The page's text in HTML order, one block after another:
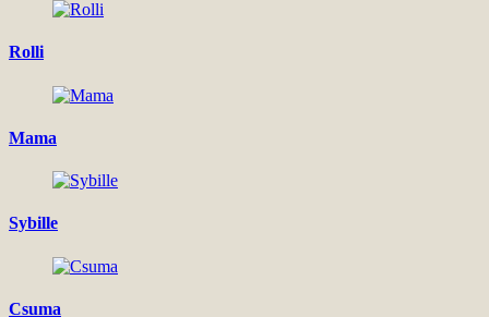
Rolli
Mama
Sybille
Csuma